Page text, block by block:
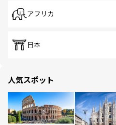
アフリカ
日本
人気スポット